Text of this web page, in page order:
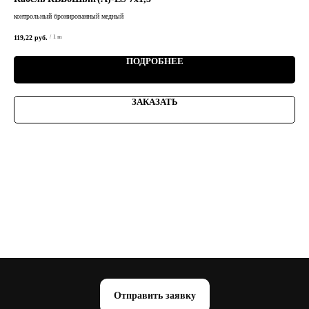
контрольный бронированный медный
119,22 руб. / 1 m
ПОДРОБНЕЕ
ЗАКАЗАТЬ
Отправить заявку